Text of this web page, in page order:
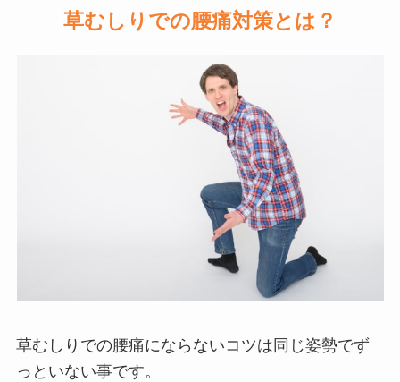
草むしり での腰痛対策とは？
草むしりでの腰痛にならないコツは同じ姿勢でず
っといない事です。